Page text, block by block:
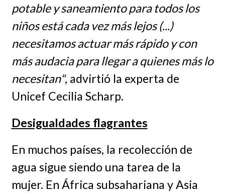
potable y saneamiento para todos los
niños está cada vez más lejos (...)
necesitamos actuar más rápido y con
más audacia para llegar a quienes más lo
necesitan", advirtió la experta de
Unicef Cecilia Scharp.
Desigualdades flagrantes
En muchos países, la recolección de
agua sigue siendo una tarea de la
mujer. En África subsahariana y Asia